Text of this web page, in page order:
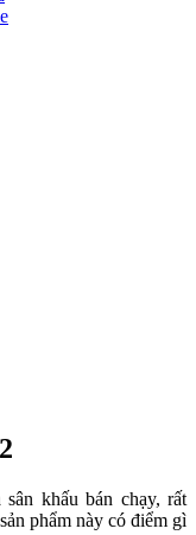
khấu bán chạy, rất
phẩm này có điểm gì